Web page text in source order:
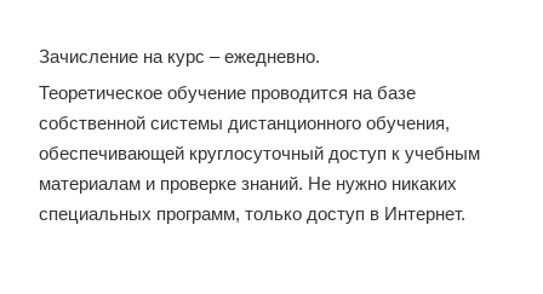
Зачисление на курс – ежедневно.
Теоретическое обучение проводится на базе
собственной системы дистанционного обучения,
обеспечивающей круглосуточный доступ к учебным
материалам и проверке знаний. Не нужно никаких
специальных программ, только доступ в Интернет.